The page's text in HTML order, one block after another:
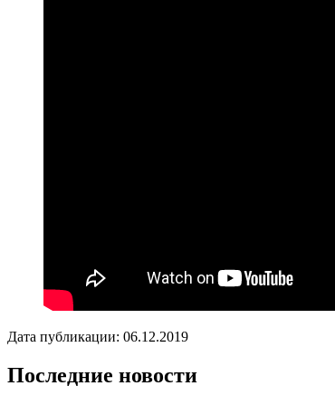
Дата публикации: 06.12.2019
Последние новости